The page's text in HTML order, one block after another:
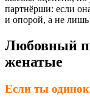
партнёрши: если
и опорой, а не
Любовный
женатые
Если ты одинок